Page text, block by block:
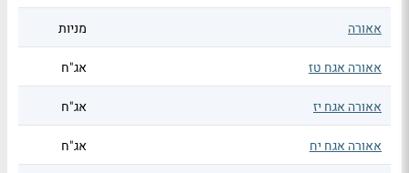
אאורה מניות
אאורה אגח טז אג"ח
אאורה אגח יז אג"ח
אאורה אגח יח אג"ח